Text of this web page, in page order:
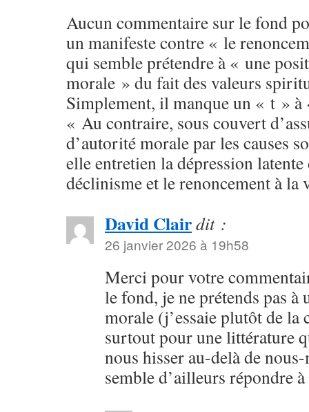
Aucun commentaire sur le fond
un manifeste contre « le
qui semble prétendre à « une
morale » du fait des valeurs
Simplement, il manque un « t »
« Au contraire, sous couvert
d’autorité morale par les causes
elle entretien la dépression
déclinisme et le renoncement à la
David Clairdit :
26 janvier 2026 à 19h58
Merci pour votre
le fond, je ne prétends pas
morale (j’essaie plutôt de la
surtout pour une littérature
nous hisser au-delà de
semble d’ailleurs répondre